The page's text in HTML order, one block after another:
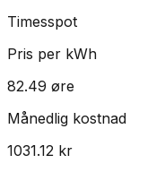
Timesspot
Pris per kWh
82.49 øre
Månedlig kostnad
1031.12 kr